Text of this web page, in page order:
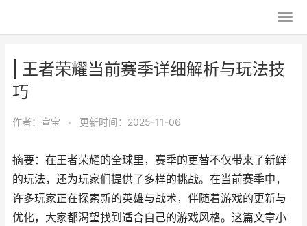
| 王者荣耀当前赛季详细解析与玩法技
巧
作者： 宣宝 • 更新时间：2025-11-06
摘要：在王者荣耀的全球里，赛季的更替不仅带来了新鲜
的玩法，还为玩家们提供了多样的挑战。在当前赛季中，
许多玩家正在探索新的英雄与战术，伴随着游戏的更新与
优化，大家都渴望找到适合自己的游戏风格。这篇文章小